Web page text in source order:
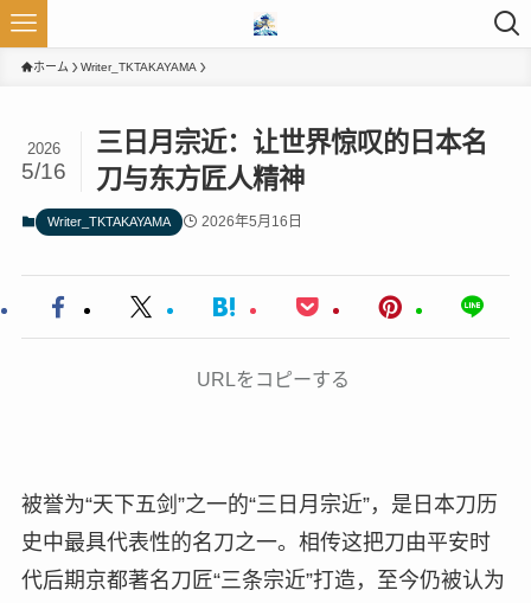
ホーム Writer_TKTAKAYAMA
三日月宗近：让世界惊叹的日本名
刀与东方匠人精神
2026
5/16
Writer_TKTAKAYAMA 2026年5月16日
URLをコピーする
被誉为“天下五剑”之一的“三日月宗近”，是日本刀历
史中最具代表性的名刀之一。相传这把刀由平安时
代后期京都著名刀匠“三条宗近”打造，至今仍被认为